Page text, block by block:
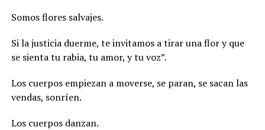
Somos flores salvajes.
Si la justicia duerme, te invitamos a tirar una flor y que
se sienta tu rabia, tu amor, y tu voz”.
Los cuerpos empiezan a moverse, se paran, se sacan las
vendas, sonríen.
Los cuerpos danzan.